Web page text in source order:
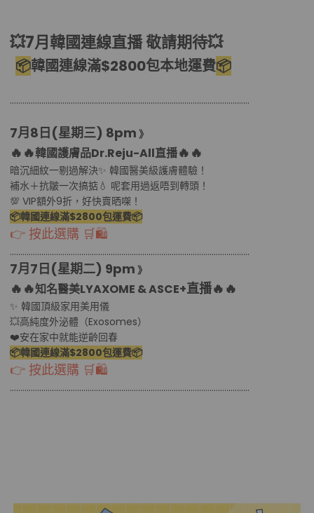
💥7月韓國連線直播 敬請期待💥
📦韓國連線滿$2800包本地運費📦
………………………………................................………………………………..........
7月8日(星期三) 8pm 》
🔥🔥韓國護膚品Dr.Reju-All直播🔥🔥
暗沉細紋一剔過解決✨ 韓國醫美級護膚體驗！
補水＋抗皺一次搞掂💧 呢套用過返唔到轉頭！
💯 VIP額外9折，好快賣晒㗎！
📦韓國連線滿$2800包運費📦
👉 按此選購 🛒🛍
………………………………................................………………………………..........
7月7日(星期二) 9pm 》
🔥🔥知名醫美LYAXOME & ASCE+直播🔥🔥
✨ 韓國頂級家用美用儀
💥高純度外泌體（Exosomes）
❤️安在家中就能逆齡回春
📦韓國連線滿$2800包運費📦
👉 按此選購 🛒🛍
………………………………................................………………………………..........